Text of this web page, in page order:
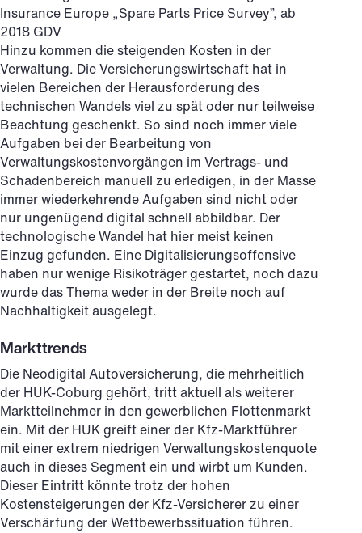
Insurance Europe „Spare Parts Price Survey”, ab
2018 GDV
Hinzu kommen die steigenden Kosten in der
Verwaltung. Die Versicherungswirtschaft hat in
vielen Bereichen der Herausforderung des
technischen Wandels viel zu spät oder nur teilweise
Beachtung geschenkt. So sind noch immer viele
Aufgaben bei der Bearbeitung von
Verwaltungskostenvorgängen im Vertrags- und
Schadenbereich manuell zu erledigen, in der Masse
immer wiederkehrende Aufgaben sind nicht oder
nur ungenügend digital schnell abbildbar. Der
technologische Wandel hat hier meist keinen
Einzug gefunden. Eine Digitalisierungsoffensive
haben nur wenige Risikoträger gestartet, noch dazu
wurde das Thema weder in der Breite noch auf
Nachhaltigkeit ausgelegt.
Markttrends
Die Neodigital Autoversicherung, die mehrheitlich
der HUK-Coburg gehört, tritt aktuell als weiterer
Marktteilnehmer in den gewerblichen Flottenmarkt
ein. Mit der HUK greift einer der Kfz-Marktführer
mit einer extrem niedrigen Verwaltungskostenquote
auch in dieses Segment ein und wirbt um Kunden.
Dieser Eintritt könnte trotz der hohen
Kostensteigerungen der Kfz-Versicherer zu einer
Verschärfung der Wettbewerbssituation führen.